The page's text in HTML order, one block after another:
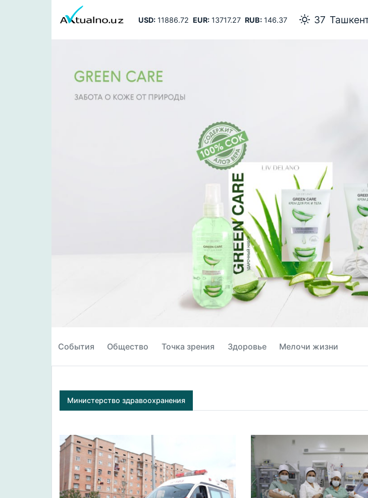
USD:11886.72 EUR:13717.27 RUB:146.37 Ташкент
События Общество Точка зрения Здоровье Мелочи жизни
Министерство здравоохранения